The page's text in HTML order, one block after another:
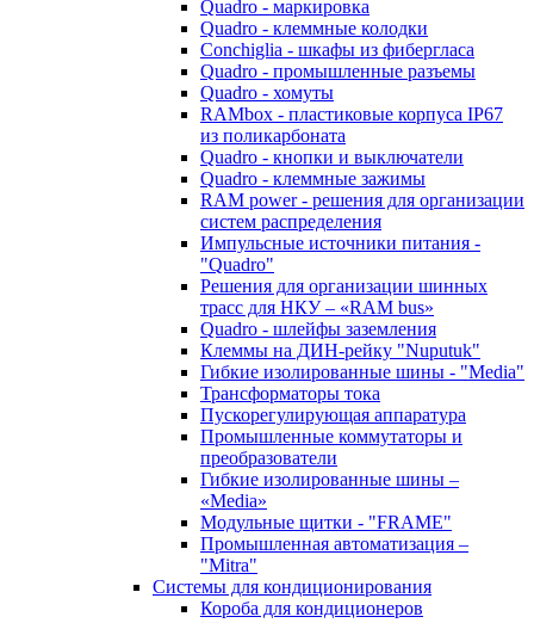
Quadro - маркировка
Quadro - клеммные колодки
Conchiglia - шкафы из фибергласа
Quadro - промышленные разъемы
Quadro - хомуты
RAMbox - пластиковые корпуса IP67
из поликарбоната
Quadro - кнопки и выключатели
Quadro - клеммные зажимы
RAM power - решения для организации
систем распределения
Импульсные источники питания -
"Quadro"
Решения для организации шинных
трасс для НКУ – «RAM bus»
Quadro - шлейфы заземления
Клеммы на ДИН-рейку "Nuputuk"
Гибкие изолированные шины - "Media"
Трансформаторы тока
Пускорегулирующая аппаратура
Промышленные коммутаторы и
преобразователи
Гибкие изолированные шины –
«Media»
Модульные щитки - "FRAME"
Промышленная автоматизация –
"Mitra"
Системы для кондиционирования
Короба для кондиционеров